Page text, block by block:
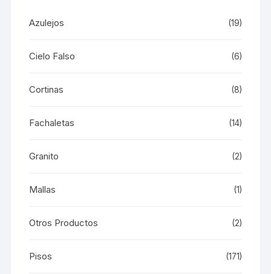
Azulejos (19)
Cielo Falso (6)
Cortinas (8)
Fachaletas (14)
Granito (2)
Mallas (1)
Otros Productos (2)
Pisos (171)